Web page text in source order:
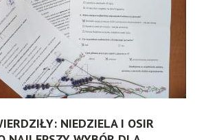
NIEDZIELA I OSIR